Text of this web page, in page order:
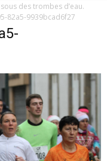
des trombes d’eau.
82a5-9939bcad6f27